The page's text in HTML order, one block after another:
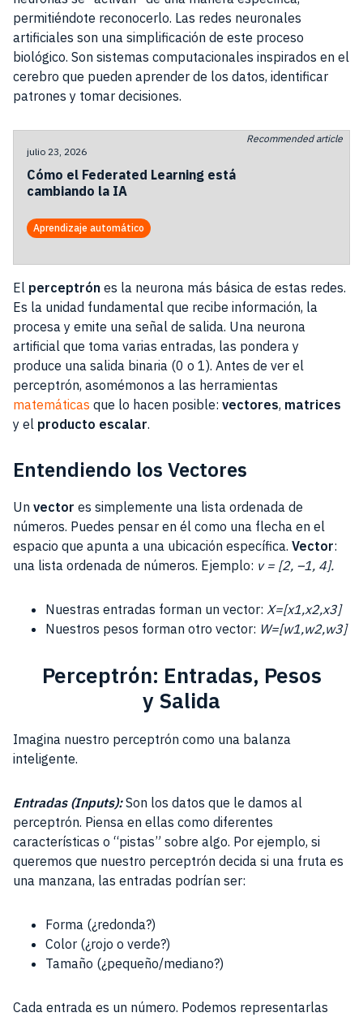
permitiéndote reconocerlo. Las redes neuronales
artificiales son una simplificación de este proceso
biológico. Son sistemas computacionales inspirados en el
cerebro que pueden aprender de los datos, identificar
patrones y tomar decisiones.
Recommended article
julio 23, 2026
Cómo el Federated Learning está
cambiando la IA
Aprendizaje automático
El perceptrón es la neurona más básica de estas redes.
Es la unidad fundamental que recibe información, la
procesa y emite una señal de salida. Una neurona
artificial que toma varias entradas, las pondera y
produce una salida binaria (0 o 1). Antes de ver el
perceptrón, asomémonos a las herramientas
matemáticas que lo hacen posible: vectores, matrices
y el producto escalar.
Entendiendo los Vectores
Un vector es simplemente una lista ordenada de
números. Puedes pensar en él como una flecha en el
espacio que apunta a una ubicación específica. Vector:
una lista ordenada de números. Ejemplo: v = [2, –1, 4].
Nuestras entradas forman un vector: X=[x1​,x2​,x3​]
Nuestros pesos forman otro vector: W=[w1​,w2​,w3​]
Perceptrón: Entradas, Pesos
y Salida
Imagina nuestro perceptrón como una balanza
inteligente.
Entradas (Inputs):Son los datos que le damos al
perceptrón. Piensa en ellas como diferentes
características o “pistas” sobre algo. Por ejemplo, si
queremos que nuestro perceptrón decida si una fruta es
una manzana, las entradas podrían ser:
Forma (¿redonda?)
Color (¿rojo o verde?)
Tamaño (¿pequeño/mediano?)
Cada entrada es un número. Podemos representarlas